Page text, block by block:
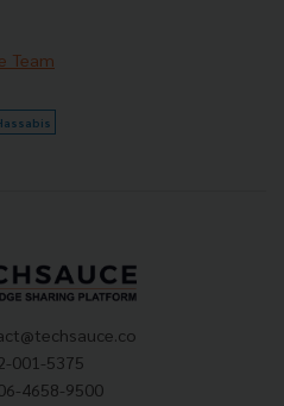
Team
001-5375
4658-9500